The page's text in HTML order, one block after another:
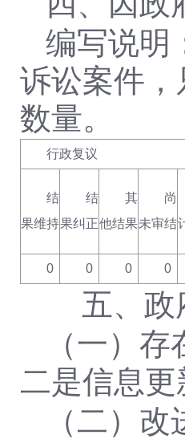
编写说明
诉讼案件
数量。
行政复议
结
果维持
结
果纠正
其
他结果
尚
未审结
0 0 0 0
五、政府
（一） 存
二是信息更
（二） 改